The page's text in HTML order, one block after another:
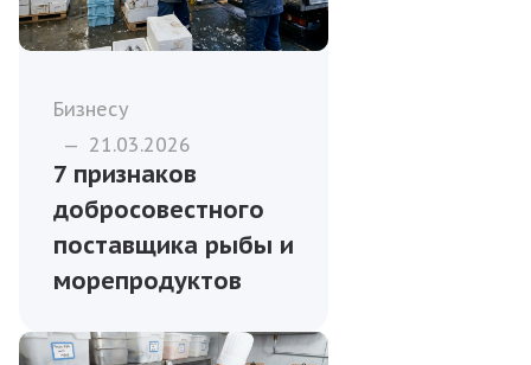
Бизнесу
— 21.03.2026
7 признаков
добросовестного
поставщика рыбы и
морепродуктов